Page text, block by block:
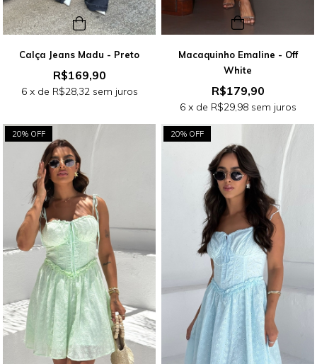
Calça Jeans Madu - Preto
R$169,90
6 x de R$28,32 sem juros
Macaquinho Emaline - Off
White
R$179,90
6 x de R$29,98 sem juros
20% OFF 20% OFF